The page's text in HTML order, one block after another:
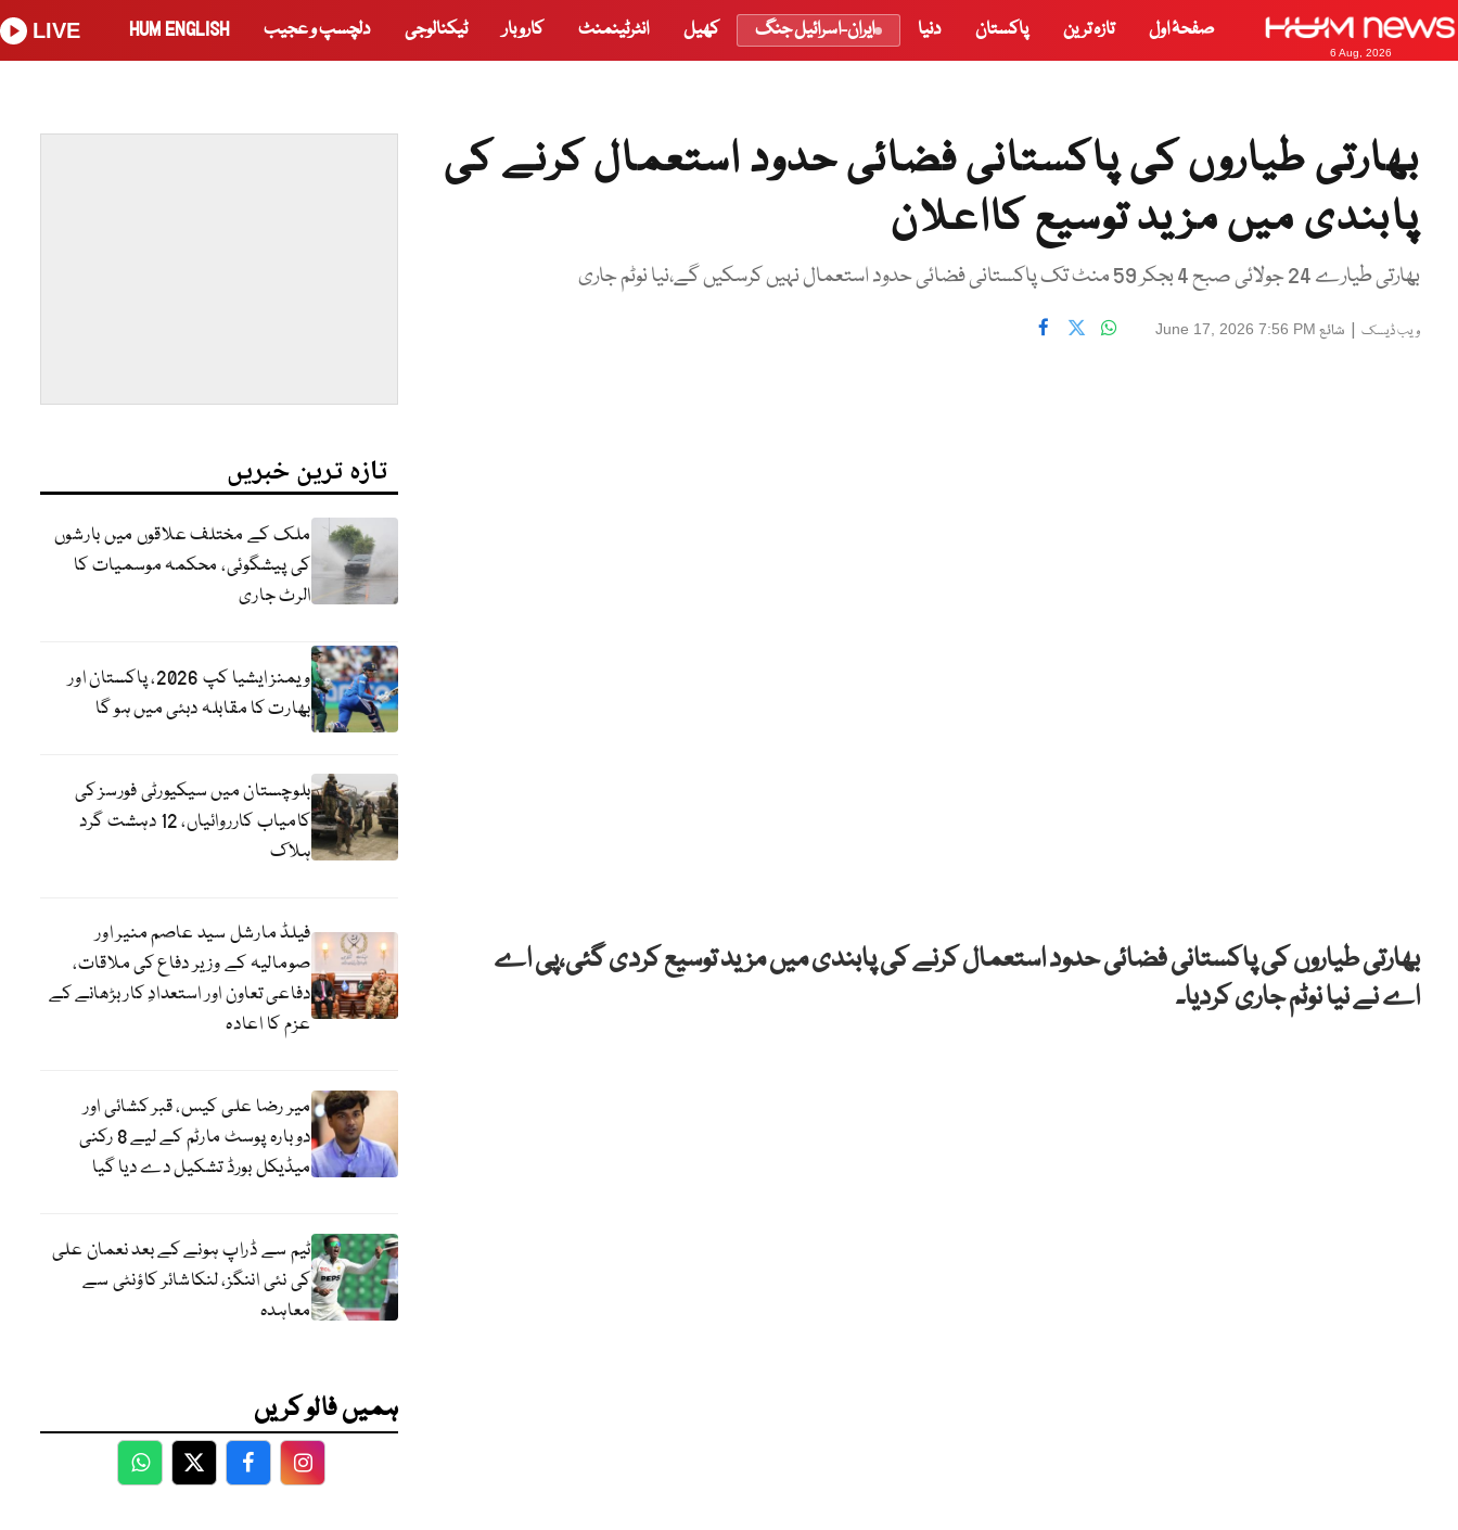
6 Aug, 2026
صفحۂ اول تازہ ترین پاکستان دنیا ایران-اسرائیل جنگ کھیل انٹرٹینمنٹ کاروبار ٹیکنالوجی دلچسپ و عجیب HUM ENGLISH
LIVE
بھارتی طیاروں کی پاکستانی فضائی حدود استعمال کرنے کی
پابندی میں مزید توسیع کااعلان
بھارتی طیارے 24 جولائی صبح 4 بجکر 59 منٹ تک پاکستانی فضائی حدود استعمال نہیں کرسکیں گے،نیا نوٹم جاری
ویب ڈیسک | شائع June 17, 2026 7:56 PM
بھارتی طیاروں کی پاکستانی فضائی حدود استعمال کرنے کی پابندی میں مزید توسیع کردی گئی،پی اے
اے نے نیا نوٹم جاری کردیا۔
تازہ ترین خبریں
ملک کے مختلف علاقوں میں بارشوں
کی پیشگوئی، محکمہ موسمیات کا
الرٹ جاری
ویمنز ایشیا کپ 2026، پاکستان اور
بھارت کا مقابلہ دبئی میں ہو گا
بلوچستان میں سیکیورٹی فورسز کی
کامیاب کارروائیاں، 12 دہشت گرد
ہلاک
فیلڈ مارشل سید عاصم منیر اور
صومالیہ کے وزیر دفاع کی ملاقات،
دفاعی تعاون اور استعدادِ کار بڑھانے کے
عزم کا اعادہ
میر رضا علی کیس، قبر کشائی اور
دوبارہ پوسٹ مارٹم کے لیے 8 رکنی
میڈیکل بورڈ تشکیل دے دیا گیا
ٹیم سے ڈراپ ہونے کے بعد نعمان علی
کی نئی اننگز، لنکاشائر کاؤنٹی سے
معاہدہ
ہمیں فالو کریں
WhatsApp
TwitterFacebookFacebook